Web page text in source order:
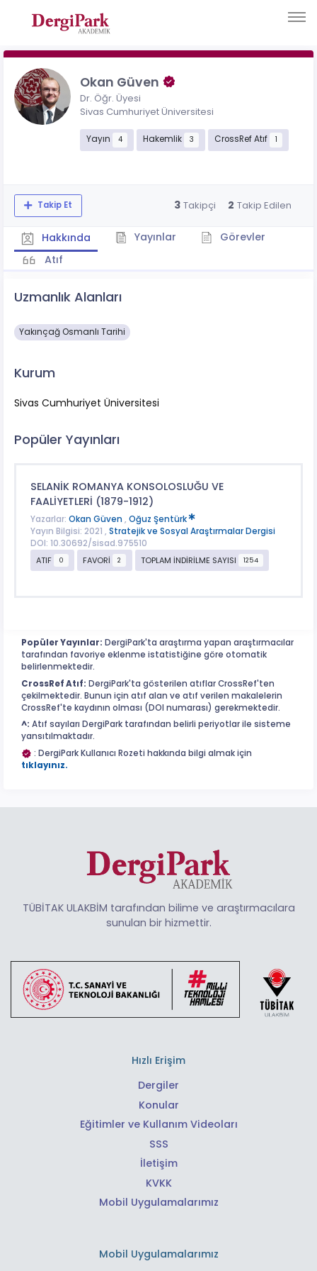
Okan Güven
Dr. Öğr. Üyesi
Sivas Cumhuriyet Üniversitesi
Yayın 4 Hakemlik 3 CrossRef Atıf 1
Takip Et 3 Takipçi 2 Takip Edilen
Hakkında Yayınlar
Görevler
Atıf
Uzmanlık Alanları
Yakınçağ Osmanlı Tarihi
Kurum
Sivas Cumhuriyet Üniversitesi
Popüler Yayınları
SELANİK ROMANYA KONSOLOSLUĞU VE
FAALİYETLERİ (1879-1912)
Yazarlar: Okan Güven , Oğuz Şentürk
Yayın Bilgisi: 2021 , Stratejik ve Sosyal Araştırmalar Dergisi
DOI: 10.30692/sisad.975510
ATIF
0 FAVORİ 2 TOPLAM İNDİRİLME SAYISI 1254
Popüler Yayınlar: DergiPark'ta araştırma yapan araştırmacılar
tarafından favoriye eklenme istatistiğine göre otomatik
belirlenmektedir.
CrossRef Atıf: DergiPark'ta gösterilen atıflar CrossRef'ten
çekilmektedir. Bunun için atıf alan ve atıf verilen makalelerin
CrossRef'te kaydının olması (DOI numarası) gerekmektedir.
^: Atıf sayıları DergiPark tarafından belirli periyotlar ile sisteme
yansıtılmaktadır.
: DergiPark Kullanıcı Rozeti hakkında bilgi almak için
tıklayınız.
TÜBİTAK ULAKBİM tarafından bilime ve araştırmacılara
sunulan bir hizmettir.
Hızlı Erişim
Dergiler
Konular
Eğitimler ve Kullanım Videoları
SSS
İletişim
KVKK
Mobil Uygulamalarımız
Mobil Uygulamalarımız